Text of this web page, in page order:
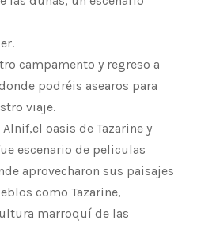
campamento y regreso a
podréis asearos para
viaje.
oasis de Tazarine y
escenario de peliculas
aprovecharon sus paisajes
como Tazarine,
marroquí de las